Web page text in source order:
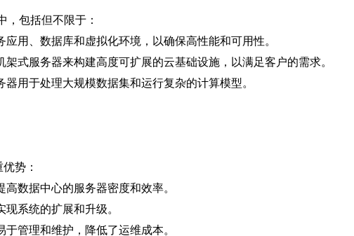
包括但不限于：
用、数据库和虚拟化环境，以确保高性能和可用性。
式服务器来构建高度可扩展的云基础设施，以满足客户的需求。
用于处理大规模数据集和运行复杂的计算模型。
势：
数据中心的服务器密度和效率。
系统的扩展和升级。
管理和维护，降低了运维成本。